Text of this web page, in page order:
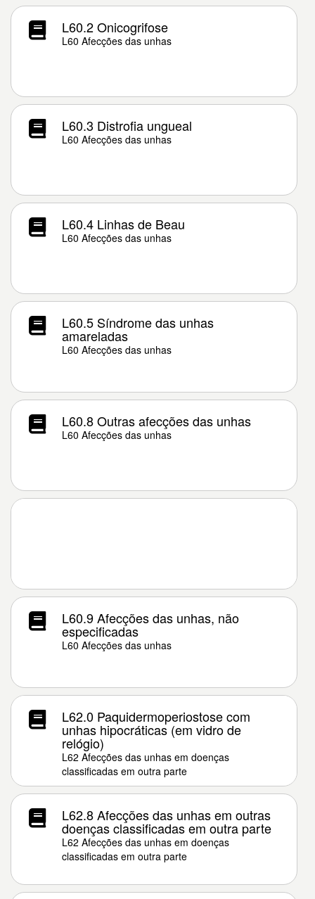
L60.2 Onicogrifose
L60 Afecções das unhas
L60.3 Distrofia ungueal
L60 Afecções das unhas
L60.4 Linhas de Beau
L60 Afecções das unhas
L60.5 Síndrome das unhas
amareladas
L60 Afecções das unhas
L60.8 Outras afecções das unhas
L60 Afecções das unhas
L60.9 Afecções das unhas, não
especificadas
L60 Afecções das unhas
L62.0 Paquidermoperiostose com
unhas hipocráticas (em vidro de
relógio)
L62 Afecções das unhas em doenças
classificadas em outra parte
L62.8 Afecções das unhas em outras
doenças classificadas em outra parte
L62 Afecções das unhas em doenças
classificadas em outra parte